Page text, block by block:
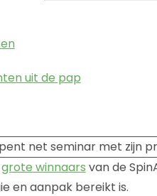
uit de pap
grote winnaars van de
en aanpak bereikt is.